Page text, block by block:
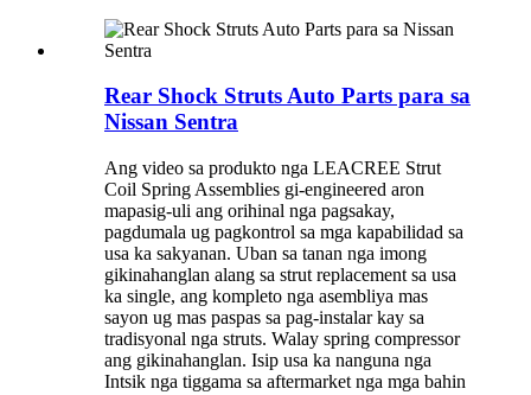
Rear Shock Struts Auto Parts para sa
Nissan Sentra
Ang video sa produkto nga LEACREE Strut
Coil Spring Assemblies gi-engineered aron
mapasig-uli ang orihinal nga pagsakay,
pagdumala ug pagkontrol sa mga kapabilidad sa
usa ka sakyanan. Uban sa tanan nga imong
gikinahanglan alang sa strut replacement sa usa
ka single, ang kompleto nga asembliya mas
sayon ​​ug mas paspas sa pag-instalar kay sa
tradisyonal nga struts. Walay spring compressor
ang gikinahanglan. Isip usa ka nanguna nga
Intsik nga tiggama sa aftermarket nga mga bahin